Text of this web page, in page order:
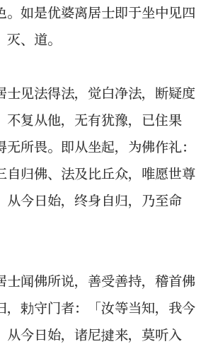
。如是优婆离居士即于坐中见四
、道。
士见法得法，觉白净法，断疑度
不复从他，无有犹豫，已住果
所畏。即从坐起，为佛作礼：
自归佛、法及比丘众，唯愿世尊
从今日始，终身自归，乃至命
士闻佛所说，善受善持，稽首佛
，勅守门者：「汝等当知，我今
从今日始，诸尼揵来，莫听入